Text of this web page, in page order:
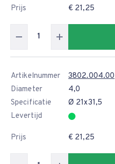
Prijs € 21,25
Artikelnummer
3802.004.00
Diameter
4,0
Specificatie
Ø 21x31,5
Levertijd
Prijs € 21,25